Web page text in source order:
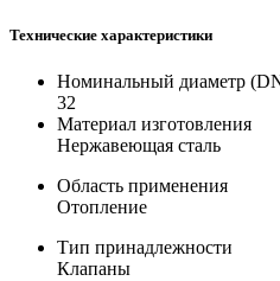
Технические характеристики
Номинальный диаметр
32
Материал изготовления
Нержавеющая сталь
Область применения
Отопление
Тип принадлежности
Клапаны